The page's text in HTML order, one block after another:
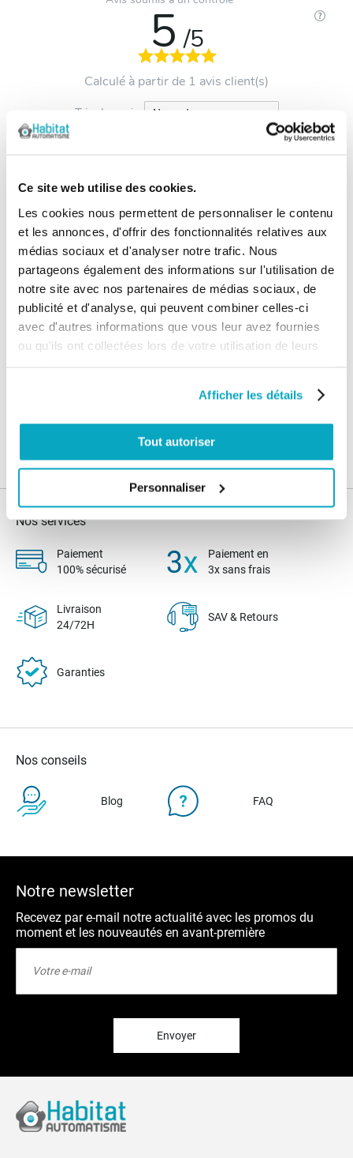
Ce site web utilise des cookies.
Les cookies nous permettent de personnaliser le contenu
et les annonces, d'offrir des fonctionnalités relatives aux
médias sociaux et d'analyser notre trafic. Nous
partageons également des informations sur l'utilisation de
notre site avec nos partenaires de médias sociaux, de
publicité et d'analyse, qui peuvent combiner celles-ci
avec d'autres informations que vous leur avez fournies
ou qu'ils ont collectées lors de votre utilisation de leurs
Afficher les détails
Tout autoriser
Personnaliser
5/5
Calculé à partir de 1 avis client(s)
Trier les avis :
commande du 27/12/2021
5/5
A ce jour, il est conforme à mes attentes.
Les questions / réponses
Pas encore de questions
Nos services
Paiement
100% sécurisé
Paiement en
3x sans frais
Livraison
24/72H
SAV & Retours
Garanties
Nos conseils
Blog FAQ
Notre newsletter
Recevez par e-mail notre actualité avec les promos du
moment et les nouveautés en avant-première
Envoyer